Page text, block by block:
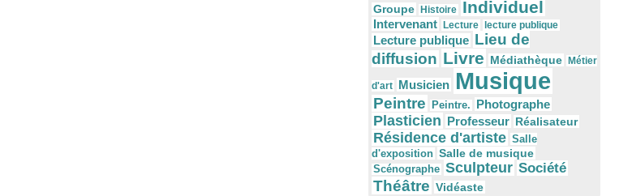
Groupe
Histoire Individuel
Intervenant Lecture lecture publique
Lecture publique Lieu de
diffusion Livre Médiathèque Métier
d'art Musicien Musique
Peintre Peintre. Photographe
Plasticien Professeur Réalisateur
Résidence d'artiste Salle
d'exposition Salle de musique
Scénographe Sculpteur Société
Théâtre Vidéaste